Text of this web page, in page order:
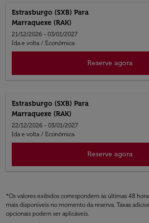
Estrasburgo (SXB) Para
Marraquexe (RAK)
21/12/2026 - 03/01/2027
Ida e volta / Econômica
Reserve agora
Estrasburgo (SXB) Para
Marraquexe (RAK)
22/12/2026 - 03/01/2027
Ida e volta / Econômica
Reserve agora
*Os valores exibidos correspondem às últimas 48
mais disponíveis no momento da reserva. Taxas
opcionais podem ser aplicáveis.